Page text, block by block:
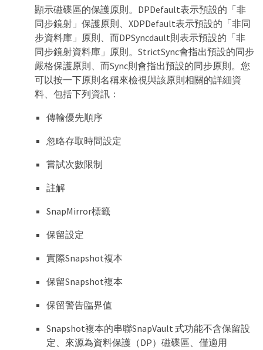
顯示磁碟區的保護原則。DPDefault表示預設的「非
同步鏡射」保護原則、XDPDefault表示預設的「非同
步資料庫」原則、而DPSyncdault則表示預設的「非
同步鏡射資料庫」原則。StrictSync會指出預設的同步
嚴格保護原則、而Sync則會指出預設的同步原則。您
可以按一下原則名稱來檢視與該原則相關的詳細資
料、包括下列資訊：
傳輸優先順序
忽略存取時間設定
嘗試次數限制
註解
SnapMirror標籤
保留設定
實際Snapshot複本
保留Snapshot複本
保留警告臨界值
Snapshot複本的串聯SnapVault 式功能不含保留設
定、來源為資料保護（DP）磁碟區、僅適用